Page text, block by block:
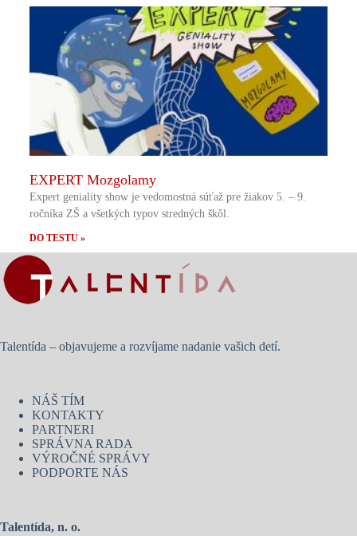
EXPERT Mozgolamy
Expert geniality show je vedomostná súťaž pre žiakov 5. – 9.
ročníka ZŠ a všetkých typov stredných škôl.
DO TESTU »
Talentída – objavujeme a rozvíjame nadanie vašich detí.
NÁŠ TÍM
KONTAKTY
PARTNERI
SPRÁVNA RADA
VÝROČNÉ SPRÁVY
PODPORTE NÁS
Talentída, n. o.